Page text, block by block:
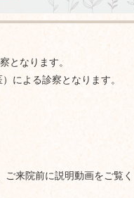
となります。
による診察となります。
来院前に説明動画をご覧く